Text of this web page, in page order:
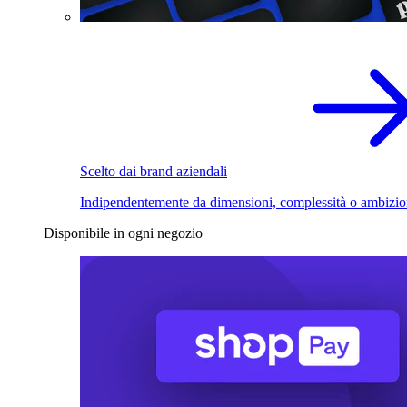
Scelto dai brand aziendali
Indipendentemente da dimensioni, complessità o
Disponibile in ogni negozio